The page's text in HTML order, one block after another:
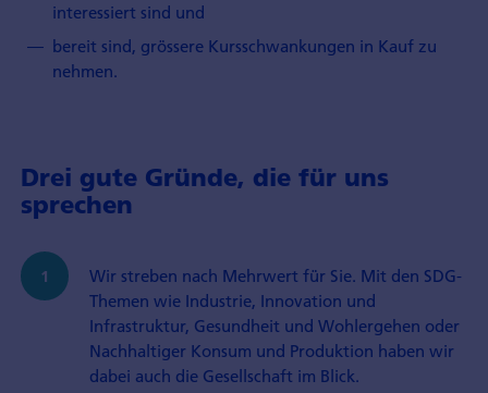
interessiert sind und
bereit sind, grössere Kurs­schwankungen in Kauf zu
nehmen.
Drei gute Gründe, die für uns
sprechen
Wir streben nach Mehrwert für Sie. Mit den SDG-
Themen wie Industrie, Innovation und
Infrastruktur, Gesundheit und Wohlergehen oder
Nachhaltiger Konsum und Produktion haben wir
dabei auch die Gesellschaft im Blick.